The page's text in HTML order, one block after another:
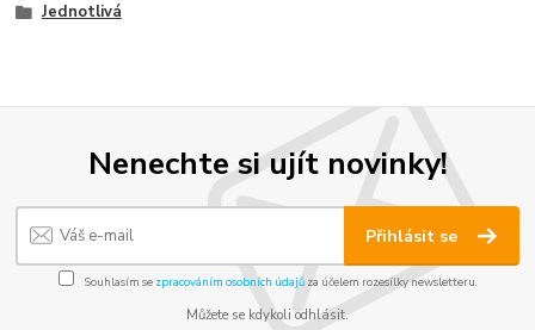
Jednotlivá
Nenechte si ujít novinky!
Přihlásit se
Souhlasím se zpracováním osobních údajůza účelem rozesílky newsletteru.
Můžete se kdykoli odhlásit.